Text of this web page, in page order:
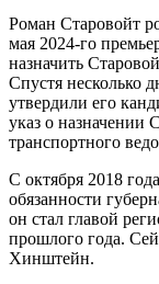
Роман Старовойт
мая 2024-го
назначить
Спустя несколько
утвердили его
указ о назначении
транспортного
С октября 2018
обязанности
он стал главой
прошлого года.
Хинштейн.